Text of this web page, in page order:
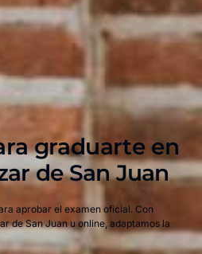
graduarte en
de San Juan
aprobar el examen oficial. Con
de San Juan u online, adaptamos la